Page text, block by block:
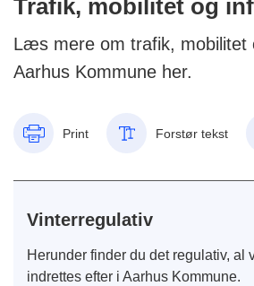
Trafik, mobilitet og
Læs mere om trafik, mobilitet
Aarhus Kommune her.
Print Forstør tekst
Vinterregulativ
Herunder finder du det regulativ, al
indrettes efter i Aarhus Kommune.